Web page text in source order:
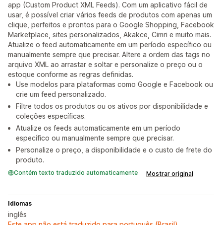
app (Custom Product XML Feeds). Com um aplicativo fácil de
usar, é possível criar vários feeds de produtos com apenas um
clique, perfeitos e prontos para o Google Shopping, Facebook
Marketplace, sites personalizados, Akakce, Cimri e muito mais.
Atualize o feed automaticamente em um período específico ou
manualmente sempre que precisar. Altere a ordem das tags no
arquivo XML ao arrastar e soltar e personalize o preço ou o
estoque conforme as regras definidas.
Use modelos para plataformas como Google e Facebook ou
crie um feed personalizado.
Filtre todos os produtos ou os ativos por disponibilidade e
coleções específicas.
Atualize os feeds automaticamente em um período
específico ou manualmente sempre que precisar.
Personalize o preço, a disponibilidade e o custo de frete do
produto.
Contém texto traduzido automaticamente Mostrar original
Idiomas
inglês